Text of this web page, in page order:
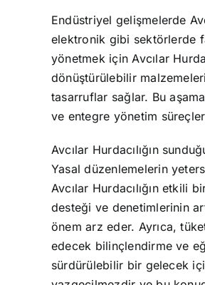
Endüstriyel gelişmelerde
elektronik gibi sektörlerde
yönetmek için Avcılar
dönüştürülebilir
tasarruflar sağlar. Bu
ve entegre yönetim
Avcılar Hurdacılığın
Yasal düzenlemelerin
Avcılar Hurdacılığın etkili
desteği ve denetimlerinin
önem arz eder. Ayrıca,
edecek bilinçlendirme ve
sürdürülebilir bir gelecek